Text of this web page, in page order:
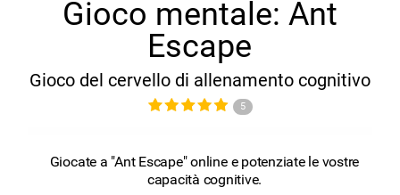
Gioco mentale: Ant
Escape
Gioco del cervello di allenamento cognitivo
5
Giocate a "Ant Escape" online e potenziate le vostre
capacità cognitive.